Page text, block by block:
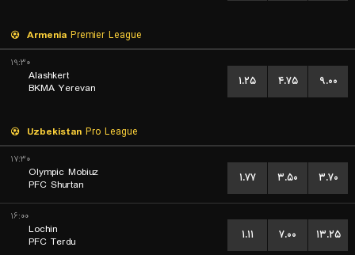
Armenia Premier League
۱۹:۳۰
Alashkert
BKMA Yerevan
۱.۲۵ ۴.۷۵ ۹.۰۰
Uzbekistan Pro League
۱۷:۳۰
Olympic Mobiuz
PFC Shurtan
۱.۷۷ ۳.۵۰ ۳.۷۰
۱۶:۰۰
Lochin
PFC Terdu
۱.۱۱ ۷.۰۰ ۱۳.۲۵